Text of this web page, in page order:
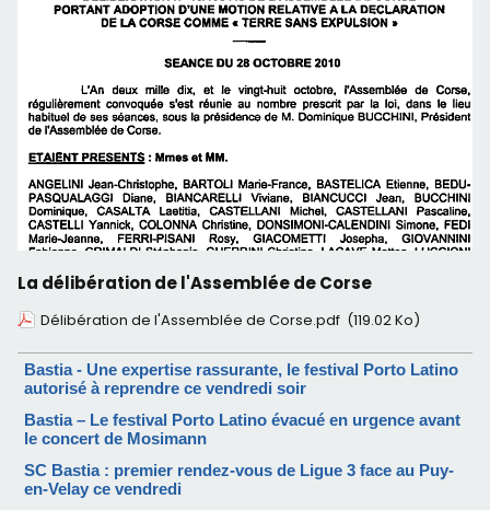
La délibération de l'Assemblée de Corse
Délibération de l'Assemblée de Corse.pdf (119.02 Ko)
Bastia - Une expertise rassurante, le festival Porto Latino
autorisé à reprendre ce vendredi soir
Bastia – Le festival Porto Latino évacué en urgence avant
le concert de Mosimann
SC Bastia : premier rendez-vous de Ligue 3 face au Puy-
en-Velay ce vendredi